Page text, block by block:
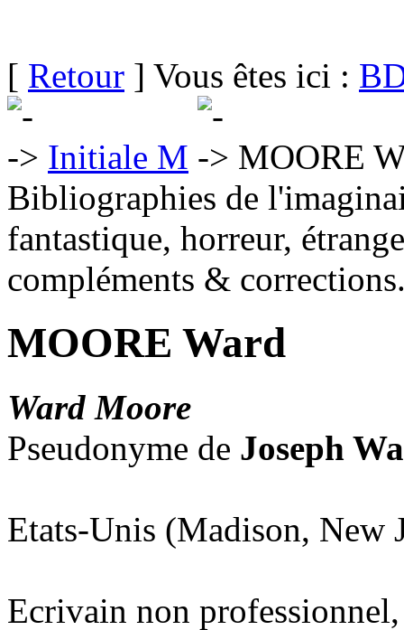
[ Retour ] Vous êtes ici :
Initiale M
MOORE
Bibliographies de
fantastique, horreur,
compléments &
MOORE Ward
Ward Moore
Pseudonyme de Joseph
Etats-Unis (Madison, New
Ecrivain non